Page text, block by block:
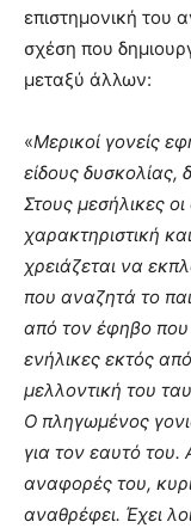
επιστημονική του
σχέση που
μεταξύ άλλων:
«Μερικοί γονείς
είδους
Στους μεσήλικες
χαρακτηριστική
χρειάζεται να
που αναζητά το
από τον έφηβο που
ενήλικες εκτός
μελλοντική του
Ο πληγωμένος
για τον εαυτό του.
αναφορές του,
αναθρέφει. Έχει